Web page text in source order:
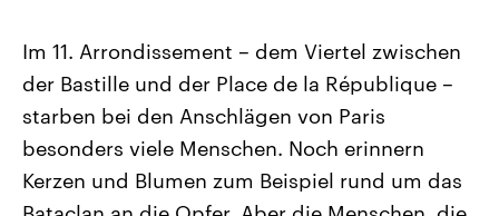
Landtagswahl Sachsen-Anhalt
2026
Alle Informationen
Sachsen-Anhalt wählt am 6.
September 2026 einen neuen
Landtag. Seit 2021 wird das
Bundesland von einer Koalition aus
Aktuelle Beiträge,
Hintergründe
Wirtschaftlich und
gehören die Vereinigten
den mächtigsten Ländern
mit großem Einfluss auf
Im 11. Arrondissement – dem Viertel zwischen
der Bastille und der Place de la République –
starben bei den Anschlägen von Paris
besonders viele Menschen. Noch erinnern
Kerzen und Blumen zum Beispiel rund um das